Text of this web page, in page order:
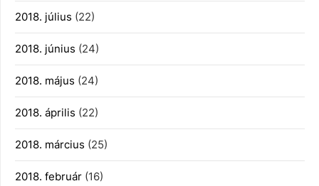
2018. július (22)
2018. június (24)
2018. május (24)
2018. április (22)
2018. március (25)
2018. február (16)